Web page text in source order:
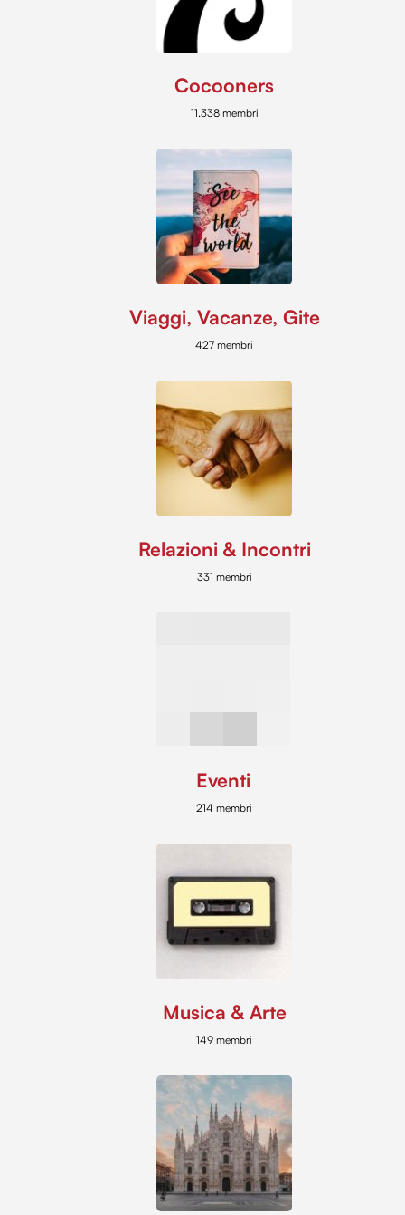
Cocooners
11.338 membri
Viaggi, Vacanze, Gite
427 membri
Relazioni & Incontri
331 membri
Eventi
214 membri
Musica & Arte
149 membri